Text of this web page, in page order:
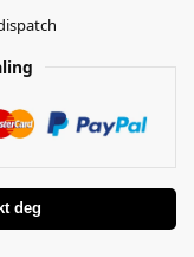
deg